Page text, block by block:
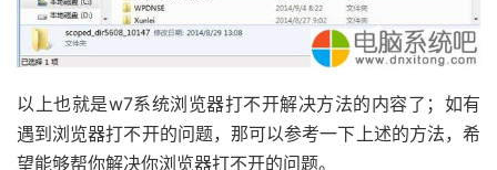
以上也就是w7系统浏览器打不开解决方法的内容了；如有
遇到浏览器打不开的问题，那可以参考一下上述的方法，希
望能够帮你解决你浏览器打不开的问题。